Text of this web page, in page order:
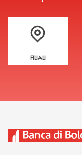
Trova la filiale più
FILIALI